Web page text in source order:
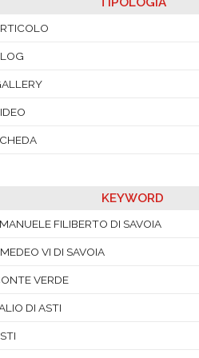
KEYWORD
FILIBERTO DI SAVOIA
VI DI SAVOIA
VERDE
DI ASTI